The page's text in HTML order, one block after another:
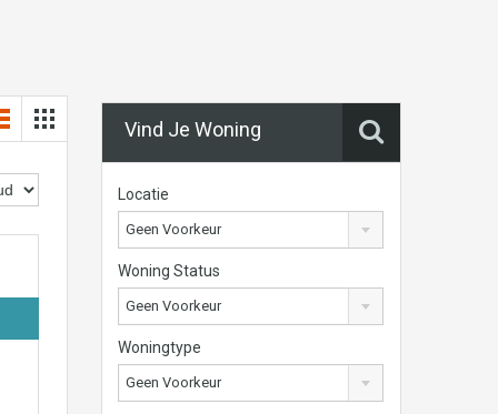
Vind Je Woning
Locatie
Geen Voorkeur
Woning Status
Geen Voorkeur
Woningtype
Geen Voorkeur